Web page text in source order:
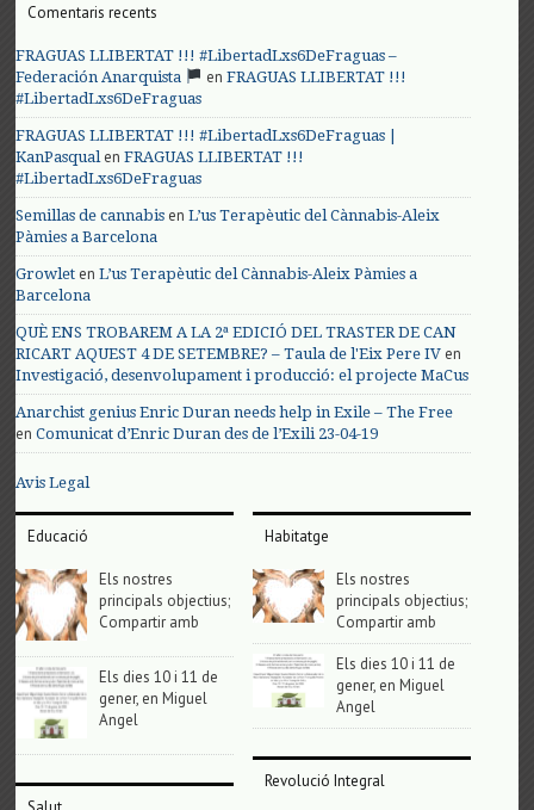
Comentaris recents
FRAGUAS LLIBERTAT !!! #LibertadLxs6DeFraguas –
Federación Anarquista
enFRAGUAS LLIBERTAT !!!
#LibertadLxs6DeFraguas
FRAGUAS LLIBERTAT !!! #LibertadLxs6DeFraguas |
KanPasqualenFRAGUAS LLIBERTAT !!!
#LibertadLxs6DeFraguas
Semillas de cannabis enL’us Terapèutic del Cànnabis-Aleix
Pàmies a Barcelona
Growlet enL’us Terapèutic del Cànnabis-Aleix Pàmies a
Barcelona
QUÈ ENS TROBAREM A LA 2ª EDICIÓ DEL TRASTER DE CAN
RICART AQUEST 4 DE SETEMBRE? – Taula de l'Eix Pere IV en
Investigació, desenvolupament i producció: el projecte MaCus
Anarchist genius Enric Duran needs help in Exile – The Free
enComunicat d’Enric Duran des de l’Exili 23-04-19
Avis Legal
Educació
Els nostres
principals objectius;
Compartir amb
Els dies 10 i 11 de
gener, en Miguel
Angel
Habitatge
Els nostres
principals objectius;
Compartir amb
Els dies 10 i 11 de
gener, en Miguel
Angel
Revolució Integral